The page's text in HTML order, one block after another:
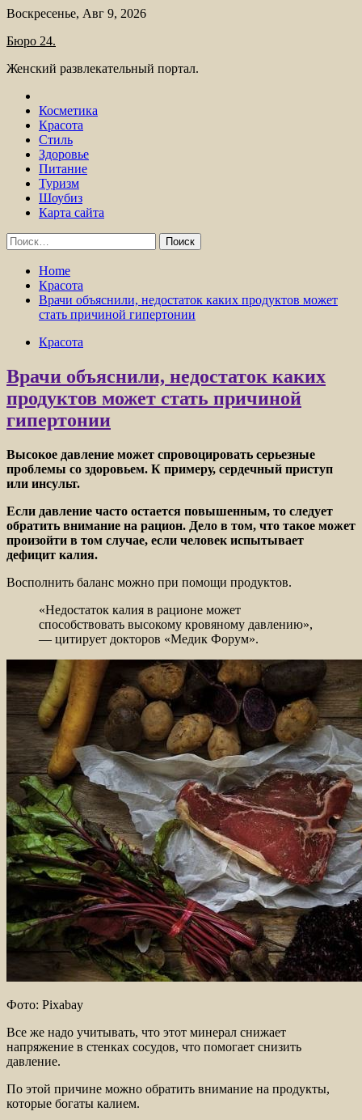
Skip
content
Воскресенье, Авг 9, 2026
Бюро 24.
Женский развлекательный портал.
Косметика
Красота
Стиль
Здоровье
Питание
Туризм
Шоубиз
Карта сайта
Найти:
Home
Красота
Врачи объяснили, недостаток каких продуктов может
стать причиной гипертонии
Красота
Врачи объяснили, недостаток каких
продуктов может стать причиной
гипертонии
Высокое давление может спровоцировать серьезные
проблемы со здоровьем. К примеру, сердечный приступ
или инсульт.
Если давление часто остается повышенным, то следует
обратить внимание на рацион. Дело в том, что такое может
произойти в том случае, если человек испытывает
дефицит калия.
Восполнить баланс можно при помощи продуктов.
«Недостаток калия в рационе может
способствовать высокому кровяному давлению»,
— цитирует докторов «Медик Форум».
Фото: Pixabay
Все же надо учитывать, что этот минерал снижает
напряжение в стенках сосудов, что помогает снизить
давление.
По этой причине можно обратить внимание на продукты,
которые богаты калием.